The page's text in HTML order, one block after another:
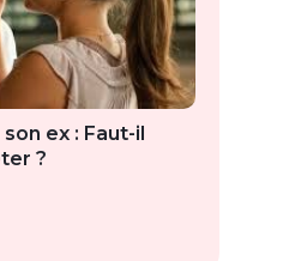
ex : Faut-il
?